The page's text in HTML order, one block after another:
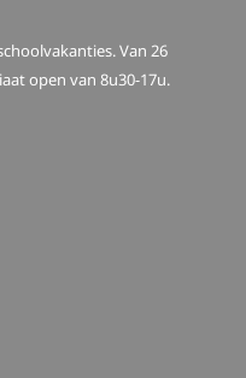
Van 26
open van 8u30-17u.